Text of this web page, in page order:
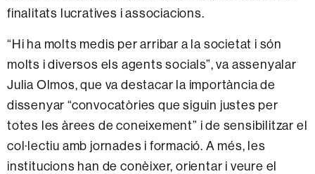
finalitats lucratives i associacions.
“Hi ha molts medis per arribar a la societat i són
molts i diversos els agents socials”, va assenyalar
Julia Olmos, que va destacar la importància de
dissenyar “convocatòries que siguin justes per
totes les àrees de coneixement” i de sensibilitzar el
col·lectiu amb jornades i formació. A més, les
institucions han de conèixer, orientar i veure el